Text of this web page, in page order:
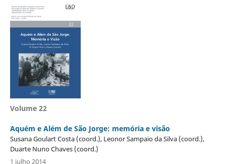
Volume 22
Aquém e Além de São Jorge: memória e visão
Susana Goulart Costa (coord.), Leonor Sampaio da Silva (coord.),
Duarte Nuno Chaves (coord.)
1 julho 2014